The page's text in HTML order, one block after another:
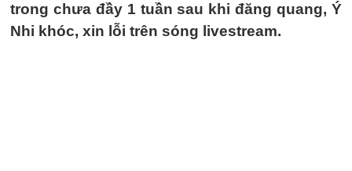
trong chưa đầy 1 tuần sau khi đăng quang, Ý
Nhi khóc, xin lỗi trên sóng livestream.